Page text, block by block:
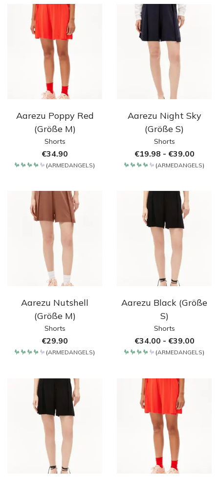
Aarezu Poppy Red
(Größe M)
Shorts
€34.90
(ARMEDANGELS)
Aarezu Night Sky
(Größe S)
Shorts
€19.98 - €39.00
(ARMEDANGELS)
Aarezu Nutshell
(Größe M)
Shorts
€29.90
(ARMEDANGELS)
Aarezu Black (Größe
S)
Shorts
€34.00 - €39.00
(ARMEDANGELS)